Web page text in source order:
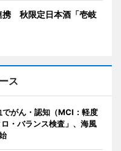
携 秋限定日本酒「壱岐
ス
でがん・認知（MCI：軽度
・バランス検査」、海風